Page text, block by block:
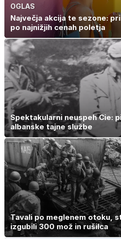
OGLAS
Največja akcija te sezone:
po najnižjih cenah poletja
Spektakularni neuspeh Cie:
albanske tajne službe
Tavali po meglenem otoku,
izgubili 300 mož in rušilca